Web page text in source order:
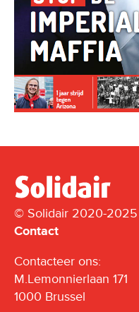
© Solidair 2020-2025
Contact
Contacteer ons:
M.Lemonnierlaan 171
1000 Brussel